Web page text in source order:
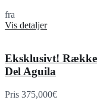
fra
Vis detaljer
Eksklusivt!
Del Aguila
Pris 375,000€